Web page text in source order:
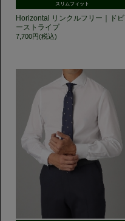
スリムフィット
Horizontal リンクルフリー｜ドビ
ーストライプ
7,700円(税込)